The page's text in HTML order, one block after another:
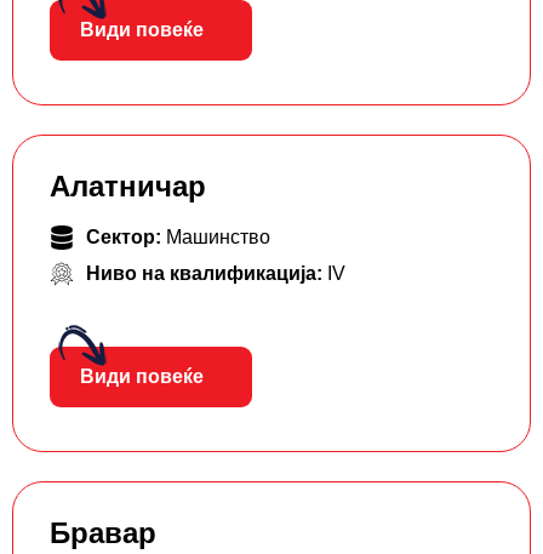
Види повеќе
Алатничар
Сектор: Машинство
Ниво на квалификација: IV
Види повеќе
Бравар